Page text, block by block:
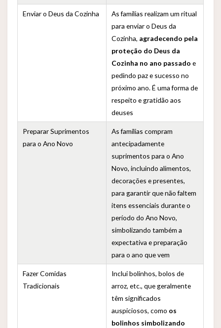
Enviar o Deus da Cozinha
As famílias realizam um ritual
para enviar o Deus da
Cozinha, agradecendo pela
proteção do Deus da
Cozinha no ano passado e
pedindo paz e sucesso no
próximo ano. É uma forma de
respeito e gratidão aos
deuses
Preparar Suprimentos
para o Ano Novo
As famílias compram
antecipadamente
suprimentos para o Ano
Novo, incluindo alimentos,
decorações e presentes,
para garantir que não faltem
itens essenciais durante o
período do Ano Novo,
simbolizando também a
expectativa e preparação
para o ano que vem
Fazer Comidas
Tradicionais
Inclui bolinhos, bolos de
arroz, etc., que geralmente
têm significados
auspiciosos, como os
bolinhos simbolizando